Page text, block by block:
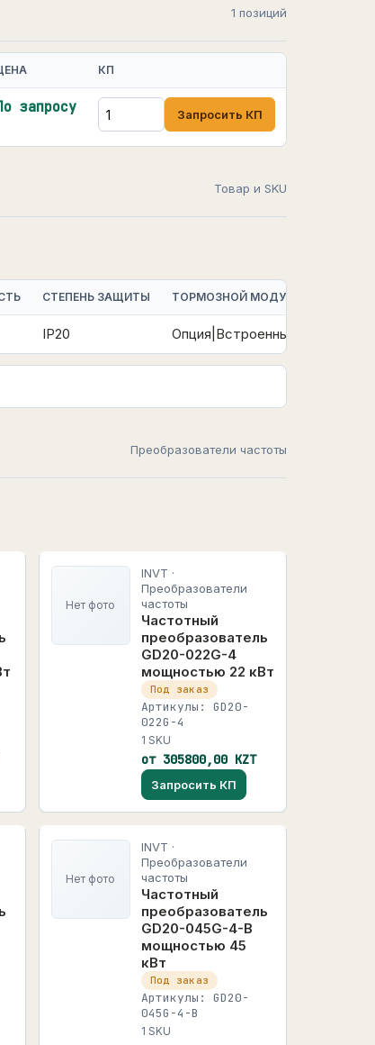
1 позиций
КП
запросу Запросить КП
Товар и SKU
СТЕПЕНЬ ЗАЩИТЫ ТОРМОЗНОЙ МОДУЛЬ
IP20 Опция|Встроенный
Преобразователи частоты
Нет фото
INVT ·
Преобразователи
частоты
Частотный
преобразователь
GD20-022G-4
мощностью 22 кВт
Под заказ
Артикулы: GD20-
022G-4
1 SKU
от 305800,00 KZT
Запросить КП
Нет фото
INVT ·
Преобразователи
частоты
Частотный
преобразователь
GD20-045G-4-B
мощностью 45
кВт
Под заказ
Артикулы: GD20-
045G-4-B
1 SKU